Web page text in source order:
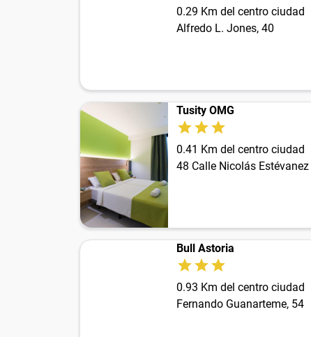
0.29 Km del centro ciudad
Alfredo L. Jones, 40
Tusity OMG
0.41 Km del centro ciudad
48 Calle Nicolás Estévanez
Bull Astoria
0.93 Km del centro ciudad
Fernando Guanarteme, 54